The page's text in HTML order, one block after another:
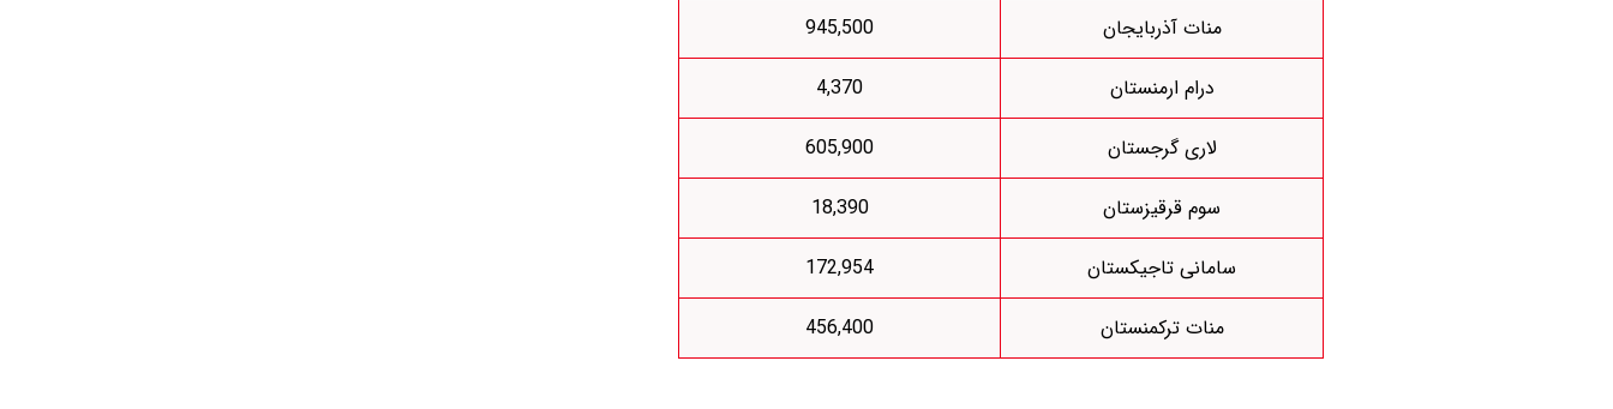
منات آذربایجان
945,500
درام ارمنستان
4,370
لاری گرجستان
605,900
سوم قرقیزستان
18,390
سامانی تاجیکستان
172,954
منات ترکمنستان
456,400